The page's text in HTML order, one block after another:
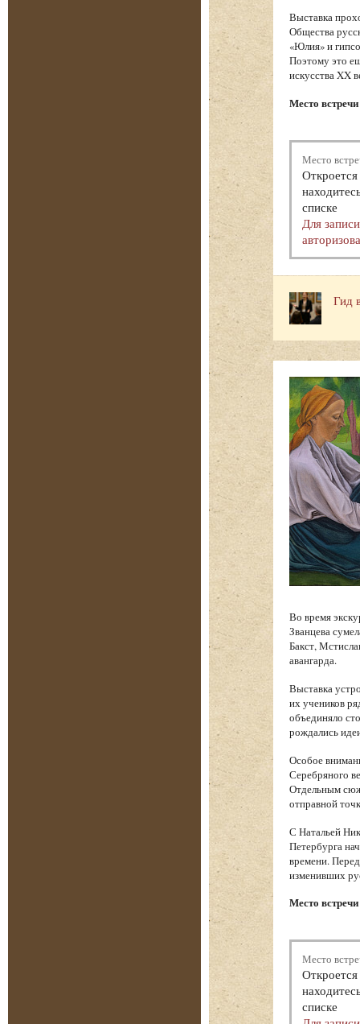
Выставка
Общества
«Юлия» и
Поэтому это
искусства XX
Место
Место
списке
Для
Гид
Во время
Званцева
Бакст,
авангарда.
Выставка
их учеников
объединяло
рождались
Особое
Серебряного
Отдельным
отправной
С Натальей
Петербурга
времени.
изменивших
Место
Место
списке